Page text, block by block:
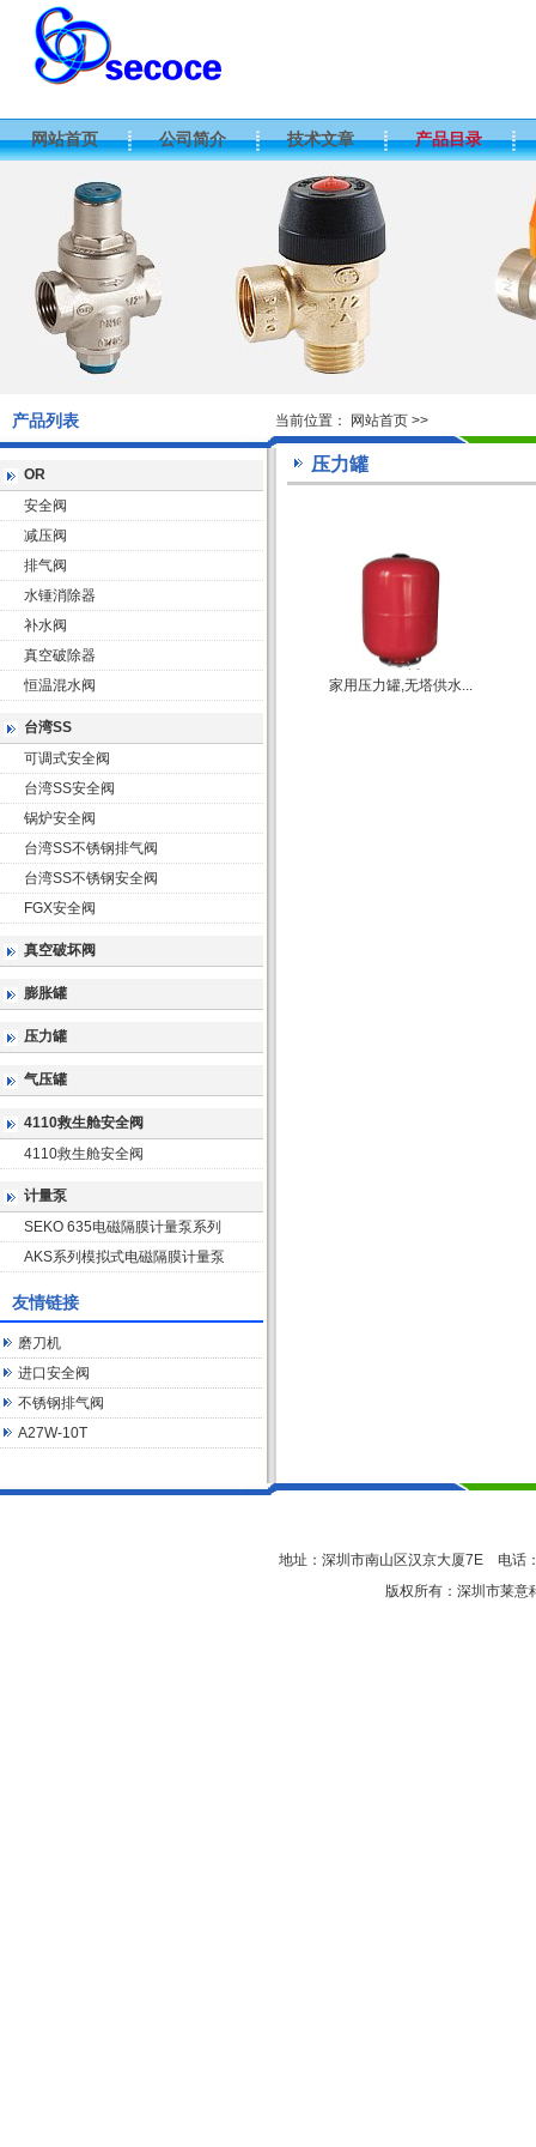
网站首页 公司简介 技术文章 产品目录
产品列表 当前位置： 网站首页 >>
压力罐
家用压力罐,无塔供水...
OR
安全阀
减压阀
排气阀
水锤消除器
补水阀
真空破除器
恒温混水阀
台湾SS
可调式安全阀
台湾SS安全阀
锅炉安全阀
台湾SS不锈钢排气阀
台湾SS不锈钢安全阀
FGX安全阀
真空破坏阀
膨胀罐
压力罐
气压罐
4110救生舱安全阀
4110救生舱安全阀
计量泵
SEKO 635电磁隔膜计量泵系列
AKS系列模拟式电磁隔膜计量泵
友情链接
磨刀机
进口安全阀
不锈钢排气阀
A27W-10T
地址：深圳市南山区汉京大厦7E 电
版权所有：深圳市莱